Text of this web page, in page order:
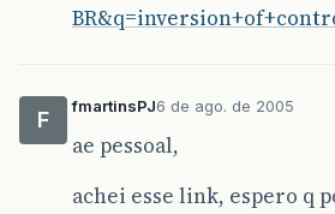
F
fmartinsPJ6 de ago. de 2005
ae pessoal,
achei esse link, espero q